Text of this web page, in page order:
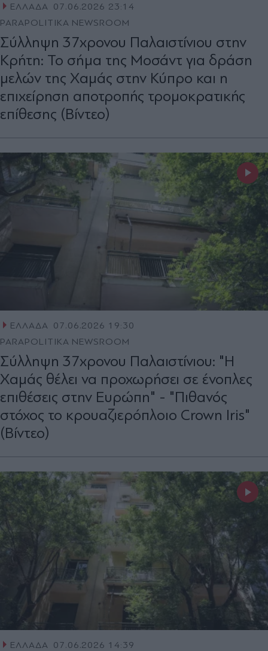
ΕΛΛΑΔΑ
07.06.2026 23:14
PARAPOLITIKA NEWSROOM
Σύλληψη 37χρονου Παλαιστίνιου στην
Κρήτη: Το σήμα της Μοσάντ για δράση
μελών της Χαμάς στην Κύπρο και η
επιχείρηση αποτροπής τρομοκρατικής
επίθεσης (Βίντεο)
ΕΛΛΑΔΑ 07.06.2026 19:30
PARAPOLITIKA NEWSROOM
Σύλληψη 37χρονου Παλαιστίνιου: "Η
Χαμάς θέλει να προχωρήσει σε ένοπλες
επιθέσεις στην Ευρώπη" - "Πιθανός
στόχος το κρουαζιερόπλοιο Crown Iris"
(Βίντεο)
ΕΛΛΑΔΑ 07.06.2026 14:39